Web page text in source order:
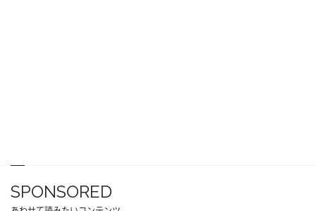
SPONSORED